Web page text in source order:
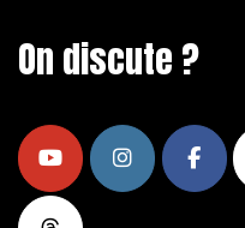
On discute ?